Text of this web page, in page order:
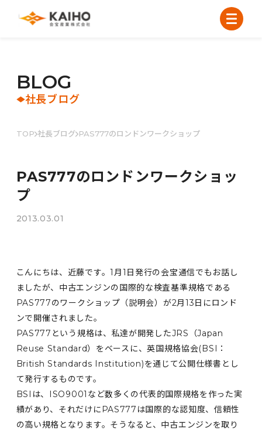
BLOG
社長ブログ
TOP 社長ブログ PAS777のロンドンワークショップ
PAS777のロンドンワークショッ
プ
2013.03.01
こんにちは、近藤です。1月1日発行の会宝通信でもお話し
ましたが、中古エンジンの国際的な検査基準規格である
PAS777のワークショップ（説明会）が2月13日にロンド
ンで開催されました。
PAS777という規格は、私達が開発したJRS（Japan
Reuse Standard）をベースに、英国規格協会(BSI：
British Standards Institution)を通じて公開仕様書とし
て発行するものです。
BSIは、ISO9001など数多くの代表的国際規格を作った実
績があり、それだけにPAS777は国際的な認知度、信頼性
の高い規格となります。そうなると、中古エンジンを取り